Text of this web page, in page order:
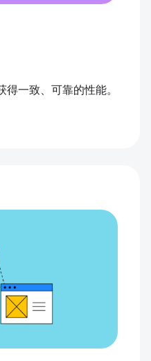
一致、可靠的性能。